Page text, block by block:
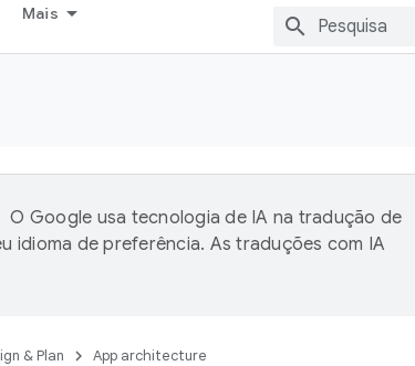
Mais
O Google usa tecnologia de IA na tradução de
idioma de preferência. As traduções com IA
& Plan App architecture